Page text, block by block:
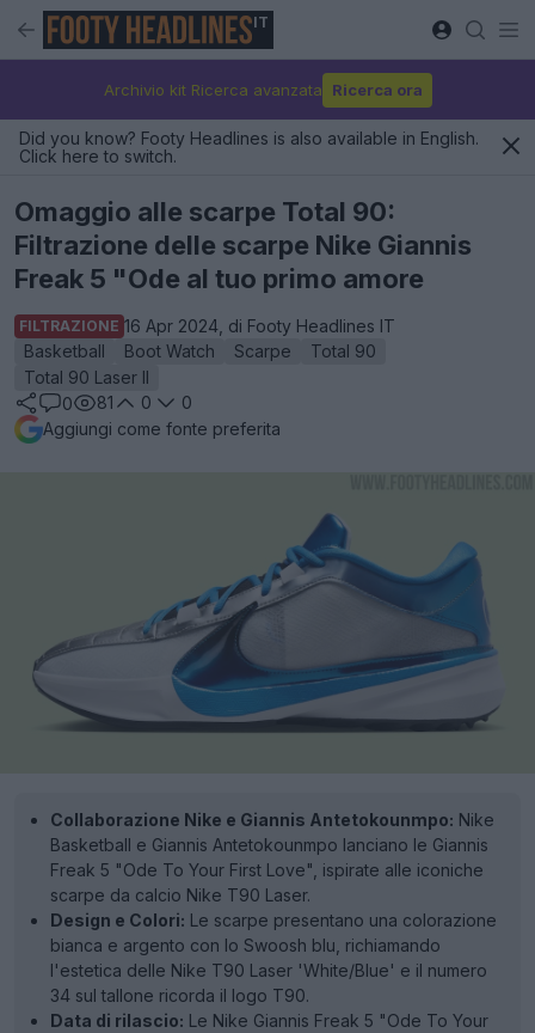
IT
Archivio kit Ricerca avanzata Ricerca ora
Did you know? Footy Headlines is also available in English.
Click here to switch.
Omaggio alle scarpe Total 90:
Filtrazione delle scarpe Nike Giannis
Freak 5 "Ode al tuo primo amore
FILTRAZIONE 16 Apr 2024, di Footy Headlines IT
Basketball
Boot Watch Scarpe
Total 90
Total 90 Laser II
0
81 0
0
Aggiungi come fonte preferita
Collaborazione Nike e Giannis Antetokounmpo: Nike
Basketball e Giannis Antetokounmpo lanciano le Giannis
Freak 5 "Ode To Your First Love", ispirate alle iconiche
scarpe da calcio Nike T90 Laser.
Design e Colori: Le scarpe presentano una colorazione
bianca e argento con lo Swoosh blu, richiamando
l'estetica delle Nike T90 Laser 'White/Blue' e il numero
34 sul tallone ricorda il logo T90.
Data di rilascio: Le Nike Giannis Freak 5 "Ode To Your